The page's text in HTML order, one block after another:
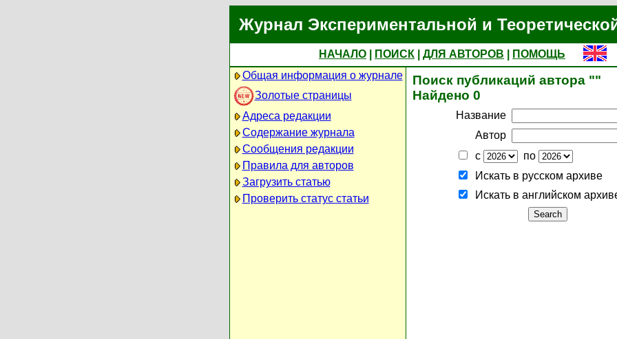
Журнал Экспериментальной и
НАЧАЛО ПОИСК ДЛЯ АВТОРОВ
ПОМОЩЬ
Общая информация о журнале
Золотые страницы
Адреса редакции
Содержание журнала
Сообщения редакции
Правила для авторов
Загрузить статью
Проверить статус статьи
Поиск публикаций автора ""
Найдено 0
Название
Автор
с
по
Искать в русском архиве
Искать в английском